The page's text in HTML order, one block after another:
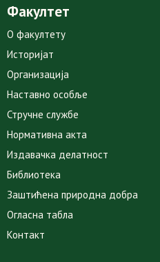
Факултет
О факултету
Историјат
Организација
Наставно особље
Стручне службе
Нормативна акта
Издавачка делатност
Библиотека
Заштићена природна добра
Огласна табла
Контакт